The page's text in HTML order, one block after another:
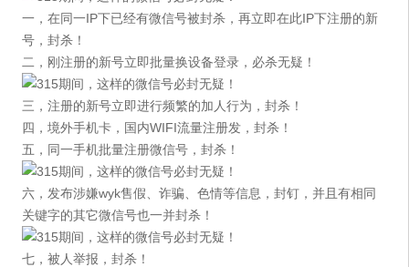
一，在同一IP下已经有微信号被封杀，再立即在此IP下注册的新
号，封杀！
二，刚注册的新号立即批量换设备登录，必杀无疑！
三，注册的新号立即进行频繁的加人行为，封杀！
四，境外手机卡，国内WIFI流量注册发，封杀！
五，同一手机批量注册微信号，封杀！
六，发布涉嫌wyk售假、诈骗、色情等信息，封钉，并且有相同
关键字的其它微信号也一并封杀！
七，被人举报，封杀！